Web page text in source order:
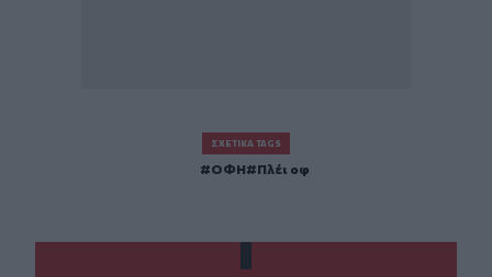
ΣΧΕΤΙΚΆ TAGS
ΟΦΗ Πλέι οφ